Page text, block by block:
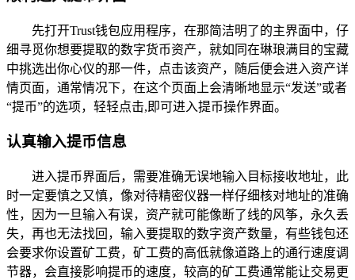
先打开Trust钱包应用程序，在那简洁明了的主界面中，仔
细寻觅你想要提取的数字货币资产，就如同在琳琅满目的宝藏
中挑选出你心仪的那一件，点击该资产，随后便会进入资产详
情页面，通常情况下，在这个页面上会清晰地显示“发送”或者
“提币”的选项，轻轻点击,即可进入提币操作界面。
认真输入提币信息
进入提币界面后，需要准确无误地输入目标接收地址，此
时一定要慎之又慎，像对待精密仪器一样仔细核对地址的准确
性，因为一旦输入有误，资产就可能像断了线的风筝，永久丢
失，再也无法找回，输入要提取的数字资产数量，有些钱包还
会要求你设置矿工费，矿工费的高低就像道路上的通行速度调
节器，会直接影响提币的速度，较高的矿工费通常能让交易更